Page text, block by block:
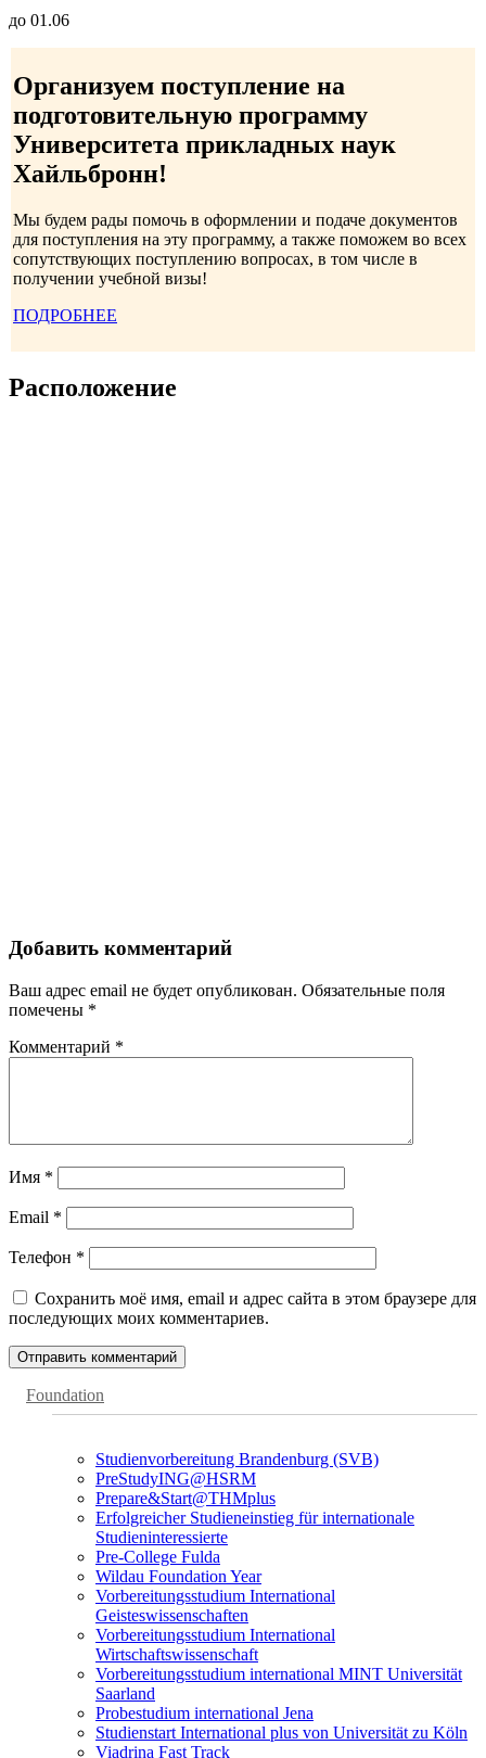
до 01.06
Организуем поступление на
подготовительную программу
Университета прикладных наук
Хайльбронн!
Мы будем рады помочь в оформлении и подаче документов
для поступления на эту программу, а также поможем во всех
сопутствующих поступлению вопросах, в том числе в
получении учебной визы!
ПОДРОБНЕЕ
Расположение
Добавить комментарий
Ваш адрес email не будет опубликован. Обязательные поля
помечены *
Комментарий *
Имя *
Email *
Телефон *
Сохранить моё имя, email и адрес сайта в этом браузере для
последующих моих комментариев.
Foundation
Studienvorbereitung Brandenburg (SVB)
PreStudyING@HSRM
Prepare&Start@THMplus
Erfolgreicher Studieneinstieg für internationale
Studieninteressierte
Pre-College Fulda
Wildau Foundation Year
Vorbereitungsstudium International
Geisteswissenschaften
Vorbereitungsstudium International
Wirtschaftswissenschaft
Vorbereitungsstudium international MINT Universität
Saarland
Probestudium international Jena
Studienstart International plus von Universität zu Köln
Viadrina Fast Track